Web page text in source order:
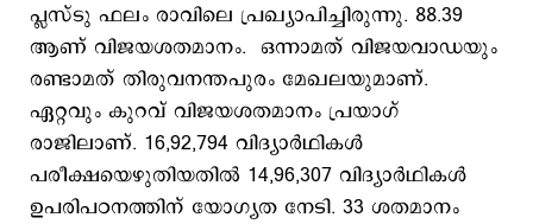
പ്ലസ്ടു ഫലം രാവിലെ പ്രഖ്യാപിച്ചിരുന്നു. 88.39
ആണ് വിജയശതമാനം. ഒന്നാമത് വിജയവാഡയും
രണ്ടാമത് തിരുവനന്തപുരം മേഖലയുമാണ്.
ഏറ്റവും കുറവ് വിജയശതമാനം പ്രയാഗ്​
രാജിലാണ്. 16,92,794 വിദ്യാര്‍ഥികള്‍
പരീക്ഷയെഴുതിയതില്‍ 14,96,307 വിദ്യാര്‍ഥികള്‍
ഉപരിപഠനത്തിന് യോഗ്യത നേടി. 33 ശതമാനം